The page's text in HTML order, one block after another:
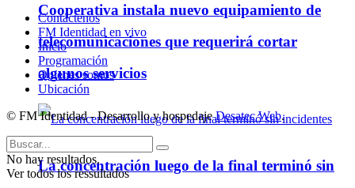
Cooperativa instala nuevo equipamiento de
telecomunicaciones que requerirá cortar
algunos servicios
La concentración luego de la final terminó sin
Contáctenos
FM Identidad en vivo
Inicio
Programación
Quienes somos
Ubicación
© FM Identidad - Desarrollo y hospedajeDesatec Web.
No hay resultados.
Ver todos los ressultados